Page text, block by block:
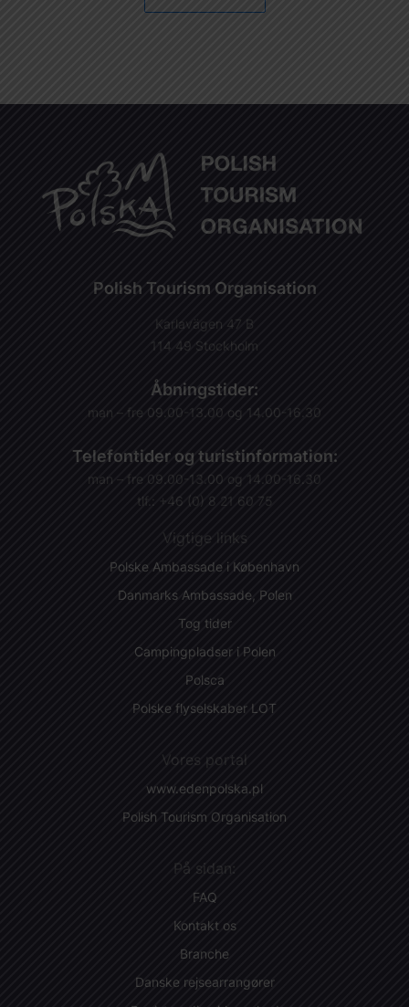
Polish Tourism Organisation
Karlavägen 47 B
114 49 Stockholm
Åbningstider:
man – fre 09.00-13.00 og 14.00-16.30
Telefontider og turistinformation:
man – fre 09.00-13.00 og 14.00-16.30
tlf.: +46 (0) 8 21 60 75
Vigtige links
Polske Ambassade i København
Danmarks Ambassade, Polen
Tog tider
Campingpladser i Polen
Polsca
Polske flyselskaber LOT
Vores portal
www.edenpolska.pl
Polish Tourism Organisation
På sidan:
FAQ
Kontakt os
Branche
Danske rejsearrangører